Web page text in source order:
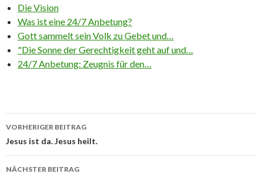
Die Vision
Was ist eine 24/7 Anbetung?
Gott sammelt sein Volk zu Gebet und…
"Die Sonne der Gerechtigkeit geht auf und…
24/7 Anbetung: Zeugnis für den…
Beitrags-
Navigation
VORHERIGER BEITRAG
Jesus ist da. Jesus heilt.
NÄCHSTER BEITRAG